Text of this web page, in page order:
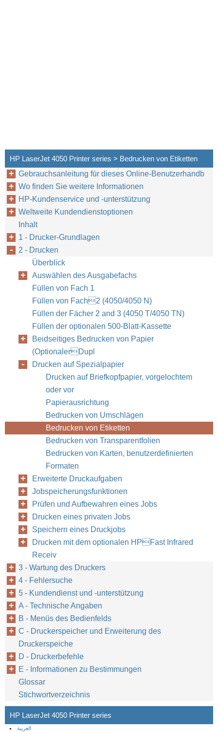
HP LaserJet 4050 Printer series > Bedrucken von Etiketten
Gebrauchsanleitung für dieses Online-Benutzerhandb
Wo finden Sie weitere Informationen
HP-Kundenservice und -unterstützung
Weltweite Kundendienstoptionen
Inhalt
1 - Drucker-Grundlagen
2 - Drucken
Überblick
Auswählen des Ausgabefachs
Füllen von Fach 1
Füllen von Fach2 (4050/4050 N)
Füllen der Fächer 2 and 3 (4050 T/4050 TN)
Füllen der optionalen 500-Blatt-Kassette
Beidseitiges Bedrucken von Papier
(OptionalerDupl
Drucken auf Spezialpapier
Drucken auf Briefkopfpapier, vorgelochtem
oder vor
Papierausrichtung
Bedrucken von Umschlägen
Bedrucken von Etiketten
Bedrucken von Transparentfolien
Bedrucken von Karten, benutzerdefinierten
Formaten
Erweiterte Druckaufgaben
Jobspeicherungsfunktionen
Prüfen und Aufbewahren eines Jobs
Drucken eines privaten Jobs
Speichern eines Druckjobs
Drucken mit dem optionalen HPFast Infrared
Receiv
3 - Wartung des Druckers
4 - Fehlersuche
5 - Kundendienst und -unterstützung
A - Technische Angaben
B - Menüs des Bedienfelds
C - Druckerspeicher und Erweiterung des
Druckerspeiche
D - Druckerbefehle
E - Informationen zu Bestimmungen
Glossar
Stichwortverzeichnis
HP LaserJet 4050 Printer series
العربية